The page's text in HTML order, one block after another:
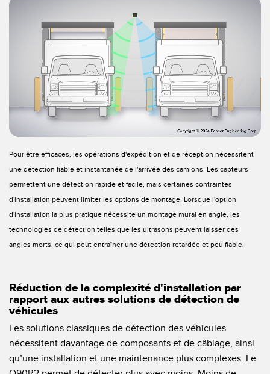
Pour être efficaces, les opérations d'expédition et de réception nécessitent
une détection fiable et instantanée de l'arrivée des camions. Les capteurs
permettent une détection rapide et facile, mais certaines contraintes
d'installation peuvent limiter les options de montage. Lorsque l'option
d'installation la plus pratique nécessite un montage mural en angle, les
technologies de détection telles que les ultrasons peuvent laisser des
angles morts, ce qui peut entraîner une détection retardée et peu fiable.
Réduction de la complexité d'installation par
rapport aux autres solutions de détection de
véhicules
Les solutions classiques de détection des véhicules
nécessitent davantage de composants et de câblage, ainsi
qu’une installation et une maintenance plus complexes. Le